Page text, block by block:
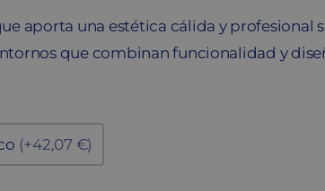
aporta una estética cálida y profesional
que combinan funcionalidad y
(+42,07 €)